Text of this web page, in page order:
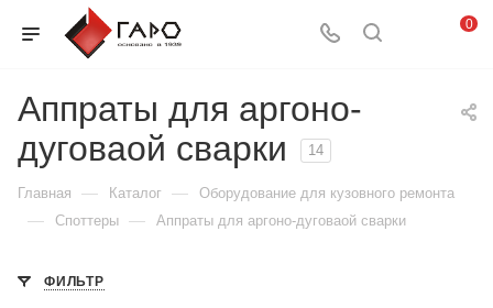
0
Аппраты для аргоно-
дуговаой сварки
14
Главная — Каталог — Оборудование для кузовного ремонта
— Споттеры — Аппраты для аргоно-дуговаой сварки
ФИЛЬТР